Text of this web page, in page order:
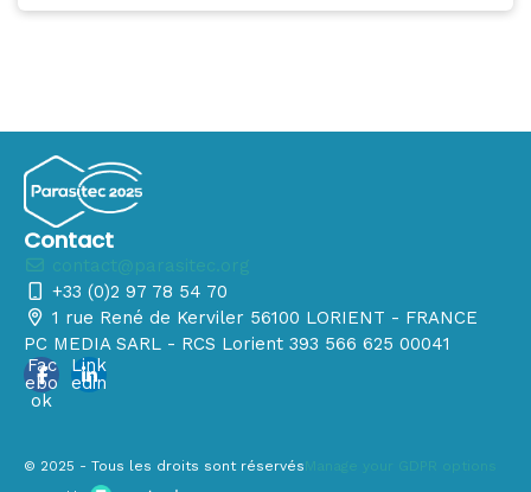
Contact
+33 (0)2 97 78 54 70
1 rue René de Kerviler 56100 LORIENT - FRANCE
PC MEDIA SARL - RCS Lorient 393 566 625 00041
Fac
ebo
ok
Link
edin
© 2025 - Tous les droits sont réservés